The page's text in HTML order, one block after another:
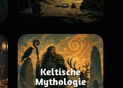
Keltische
Mythologie